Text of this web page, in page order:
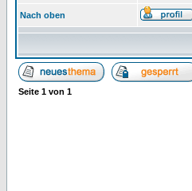
Nach oben
Seite 1 von 1